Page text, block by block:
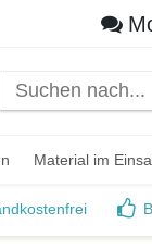
Material im